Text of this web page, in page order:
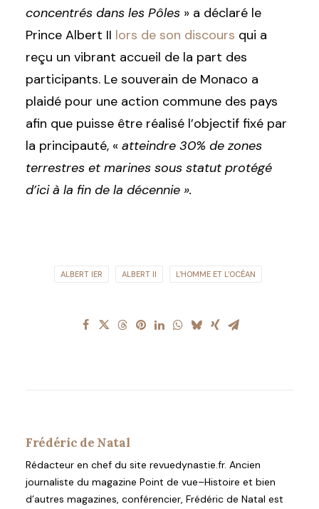
concentrés dans les Pôles » a déclaré le
Prince Albert II lors de son discours qui a
reçu un vibrant accueil de la part des
participants. Le souverain de Monaco a
plaidé pour une action commune des pays
afin que puisse être réalisé l’objectif fixé par
la principauté, « atteindre 30% de zones
terrestres et marines sous statut protégé
d’ici à la fin de la décennie ».
ALBERT IER ALBERT II L'HOMME ET L'OCÉAN
Frédéric de Natal
Rédacteur en chef du site revuedynastie.fr. Ancien
journaliste du magazine Point de vue–Histoire et bien
d’autres magazines, conférencier, Frédéric de Natal est